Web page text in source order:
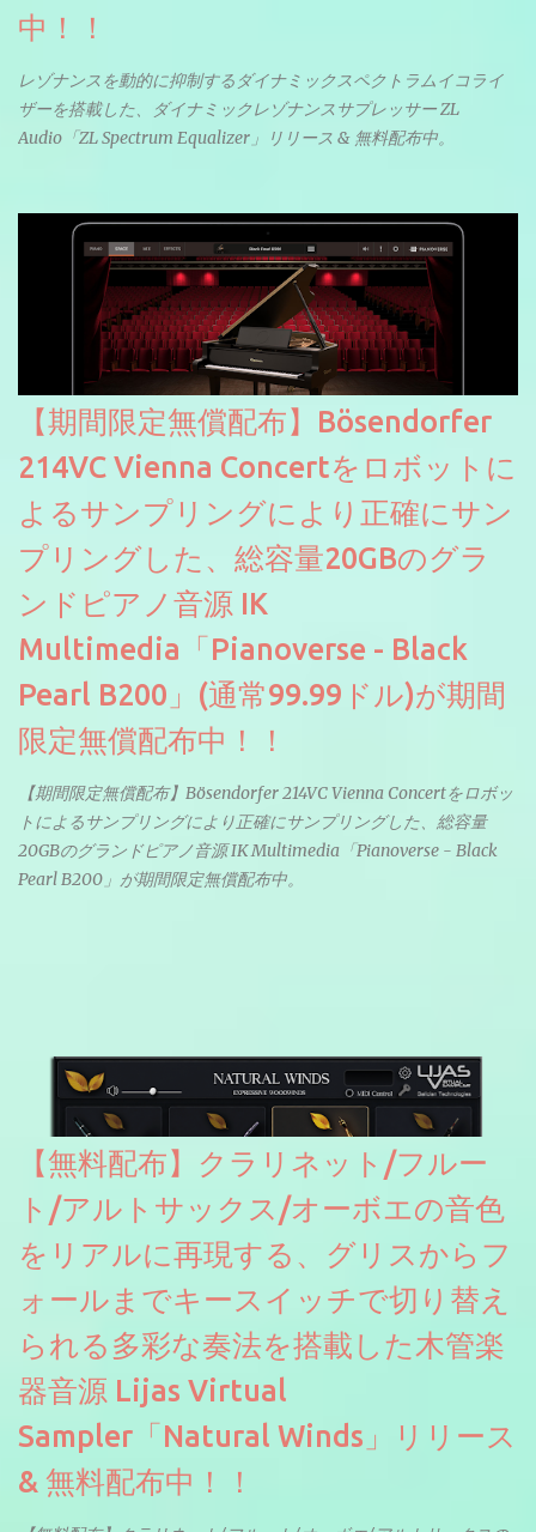
中！！
レゾナンスを動的に抑制するダイナミックスペクトラムイコライ
ザーを搭載した、ダイナミックレゾナンスサプレッサー ZL
Audio「ZL Spectrum Equalizer」リリース & 無料配布中。
【期間限定無償配布】Bösendorfer
214VC Vienna Concertをロボットに
よるサンプリングにより正確にサン
プリングした、総容量20GBのグラ
ンドピアノ音源 IK
Multimedia「Pianoverse - Black
Pearl B200」(通常99.99ドル)が期間
限定無償配布中！！
【期間限定無償配布】Bösendorfer 214VC Vienna Concertをロボッ
トによるサンプリングにより正確にサンプリングした、総容量
20GBのグランドピアノ音源 IK Multimedia「Pianoverse - Black
Pearl B200」が期間限定無償配布中。
【無料配布】クラリネット/フルー
ト/アルトサックス/オーボエの音色
をリアルに再現する、グリスからフ
ォールまでキースイッチで切り替え
られる多彩な奏法を搭載した木管楽
器音源 Lijas Virtual
Sampler「Natural Winds」リリース
& 無料配布中！！